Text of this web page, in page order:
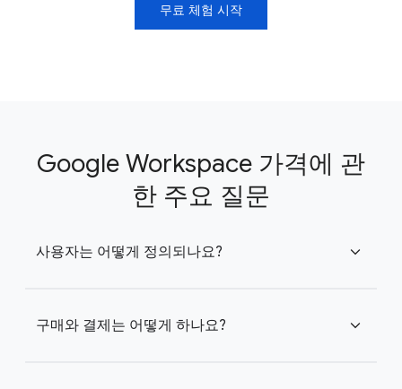
무료 체험 시작
Google Workspace 가격에 관
한 주요 질문
사용자는 어떻게 정의되나요? expand_more
구매와 결제는 어떻게 하나요? expand_more